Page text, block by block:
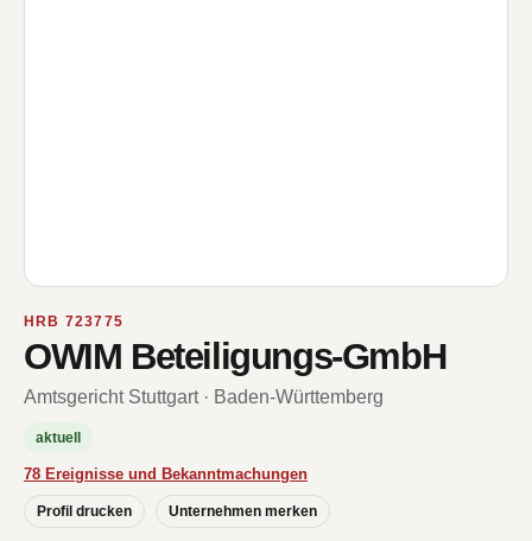
HRB 723775
OWIM Beteiligungs-GmbH
Amtsgericht Stuttgart · Baden-Württemberg
aktuell
78 Ereignisse und Bekanntmachungen
Profil drucken Unternehmen merken